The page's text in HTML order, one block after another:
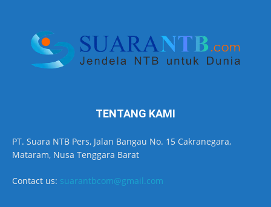
TENTANG KAMI
PT. Suara NTB Pers, Jalan Bangau No. 15 Cakranegara,
Mataram, Nusa Tenggara Barat
Contact us: suarantbcom@gmail.com